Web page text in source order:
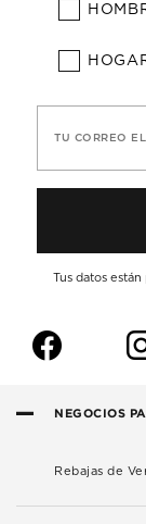
TU CORREO
Tus datos
f
NEGOCIOS
Rebajas de